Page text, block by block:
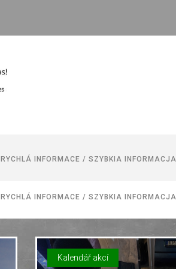
RYCHLÁ INFORMACE / SZYBKIA INFORMACJA
RYCHLÁ INFORMACE / SZYBKIA INFORMACJA
Kalendář akcí